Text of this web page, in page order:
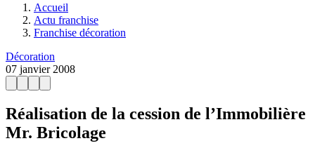
Accueil
Actu franchise
Franchise décoration
Décoration
07 janvier 2008
Réalisation de la cession de l’Immobilière
Mr. Bricolage